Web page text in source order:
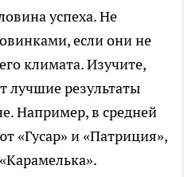
успеха. Не
если они не
климата. Изучите,
лучшие результаты
Например, в средней
«Гусар» и «Патриция»,